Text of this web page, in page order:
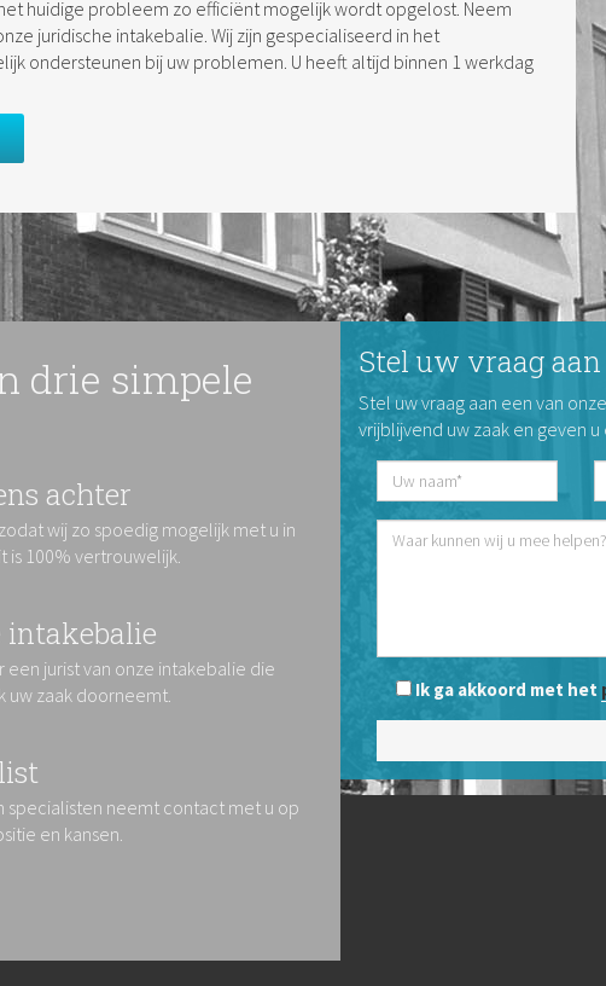
huidige probleem zo efficiënt mogelijk wordt opgelost. Neem
juridische intakebalie. Wij zijn gespecialiseerd in het
ondersteunen bij uw problemen. U heeft altijd binnen 1 werkdag
drie simpele
achter
wij zo spoedig mogelijk met u in
is 100% vertrouwelijk.
intakebalie
jurist van onze intakebalie die
uw zaak doorneemt.
specialisten neemt contact met u op
en kansen.
Stel uw vraag
Stel uw vraag aan een van
vrijblijvend uw zaak en geven
Ik ga akkoord met het